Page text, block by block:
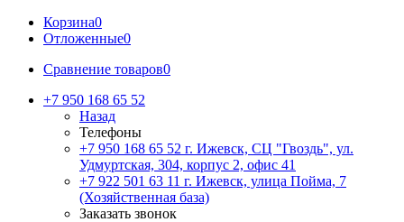
Корзина0
Отложенные0
Сравнение товаров0
+7 950 168 65 52
Назад
Телефоны
+7 950 168 65 52 г. Ижевск, СЦ "Гвоздь", ул.
Удмуртская, 304, корпус 2, офис 41
+7 922 501 63 11 г. Ижевск, улица Пойма, 7
(Хозяйственная база)
Заказать звонок